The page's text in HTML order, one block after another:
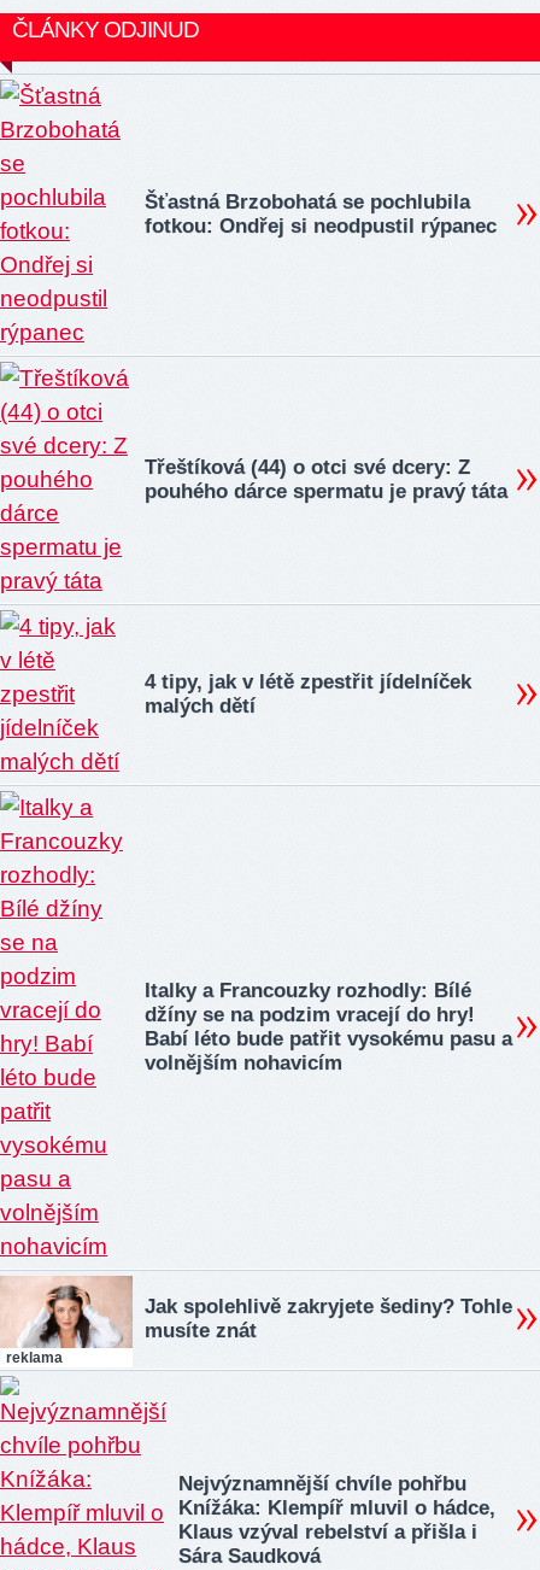
ČLÁNKY ODJINUD
Šťastná Brzobohatá se pochlubila
fotkou: Ondřej si neodpustil rýpanec
Třeštíková (44) o otci své dcery: Z
pouhého dárce spermatu je pravý táta
4 tipy, jak v létě zpestřit jídelníček
malých dětí
Italky a Francouzky rozhodly: Bílé
džíny se na podzim vracejí do hry!
Babí léto bude patřit vysokému pasu a
volnějším nohavicím
reklama
Jak spolehlivě zakryjete šediny? Tohle
musíte znát
Nejvýznamnější chvíle pohřbu
Knížáka: Klempíř mluvil o hádce,
Klaus vzýval rebelství a přišla i
Sára Saudková